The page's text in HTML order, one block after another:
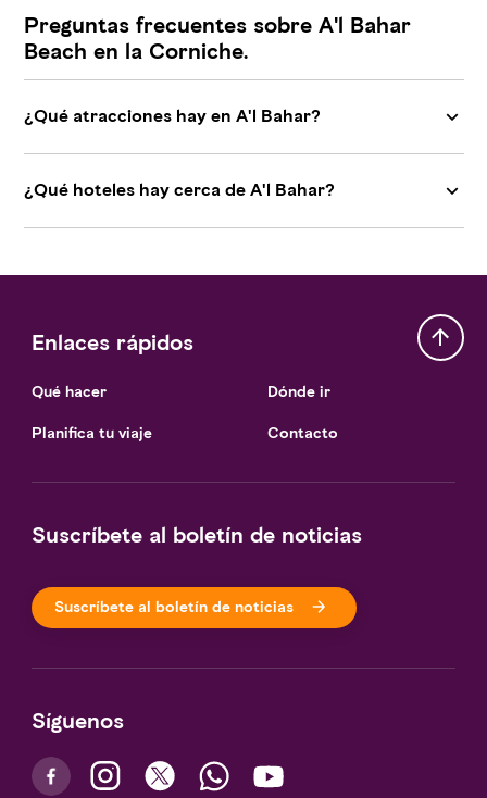
Preguntas frecuentes sobre A'l Bahar
Beach en la Corniche.
¿Qué atracciones hay en A'l Bahar?
¿Qué hoteles hay cerca de A'l Bahar?
Enlaces rápidos
Qué hacer
Planifica tu viaje
Dónde ir
Contacto
Suscríbete al boletín de noticias
Suscríbete al boletín de noticias
Síguenos